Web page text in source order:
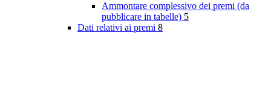
Ammontare complessivo dei premi (da
pubblicare in tabelle) 5
Dati relativi ai premi 8